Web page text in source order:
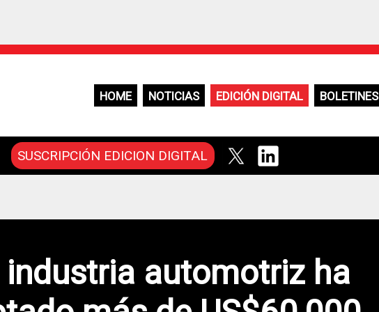
HOME NOTICIAS EDICIÓN DIGITAL BOLETINES
SUSCRIPCIÓN EDICION DIGITAL
industria automotriz ha